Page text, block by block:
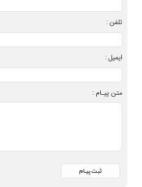
تلفن :
ایمیل :
متن پیـام :